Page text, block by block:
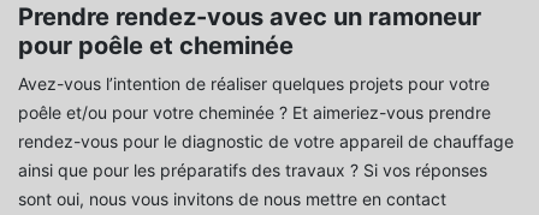
Prendre rendez-vous avec un ramoneur
pour poêle et cheminée
Avez-vous l’intention de réaliser quelques projets pour votre
poêle et/ou pour votre cheminée ? Et aimeriez-vous prendre
rendez-vous pour le diagnostic de votre appareil de chauffage
ainsi que pour les préparatifs des travaux ? Si vos réponses
sont oui, nous vous invitons de nous mettre en contact